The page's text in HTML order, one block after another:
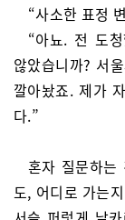
“사소한 표정
“아뇨. 전 도
않았습니까? 서
깔아놨죠. 제가
다.”
혼자 질문하는
도, 어디로 가는